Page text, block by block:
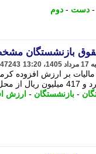
دست - دوم
حقوق بازنشستگان
400 میلیون ریال از مالیات بر
...
- بازنشستگان - ارزش